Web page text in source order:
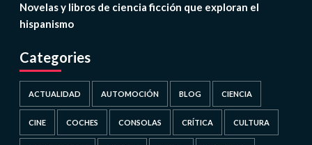
Novelas y libros de ciencia ficción que exploran el
hispanismo
Categories
ACTUALIDAD AUTOMOCIÓN BLOG CIENCIA
CINE COCHES CONSOLAS CRÍTICA CULTURA